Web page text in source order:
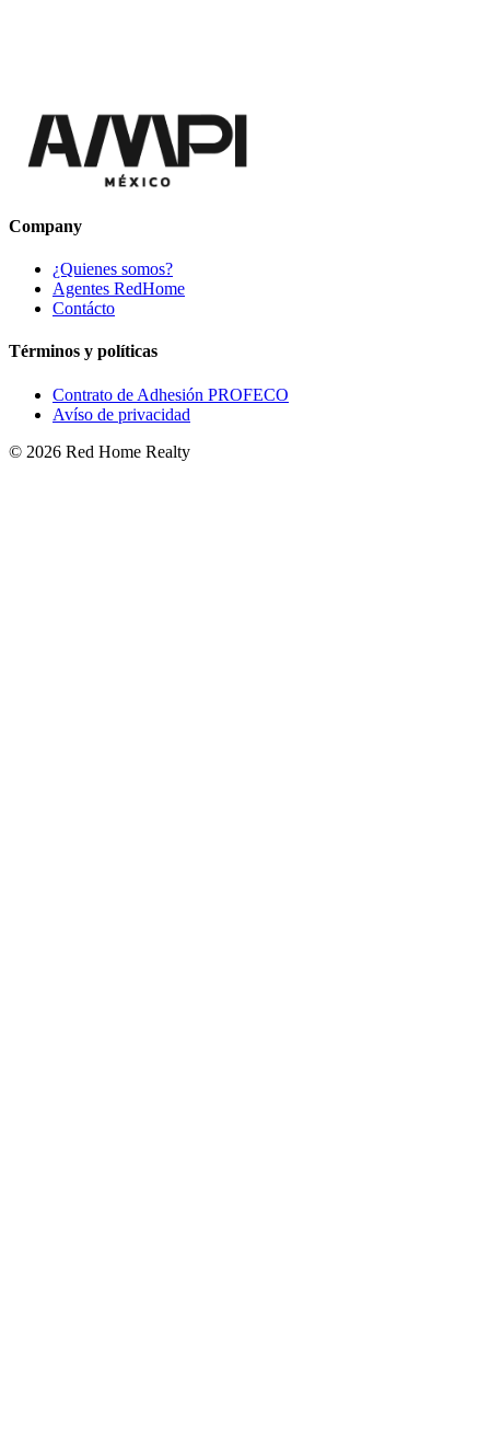
Company
¿Quienes somos?
Agentes RedHome
Contácto
Términos y políticas
Contrato de Adhesión PROFECO
Avíso de privacidad
© 2026 Red Home Realty